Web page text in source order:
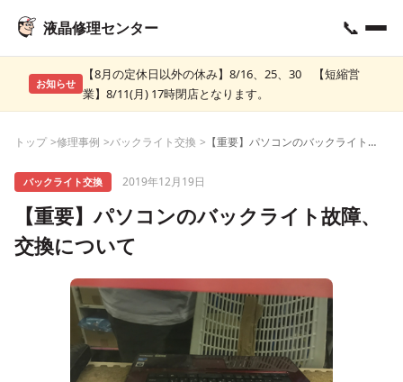
液晶修理センター 📞
お知らせ
【8月の定休日以外の休み】8/16、25、30 【短縮営
業】8/11(月) 17時閉店となります。
トップ 修理事例 バックライト交換 【重要】パソコンのバックライト故障、交換について
バックライト交換 2019年12月19日
【重要】パソコンのバックライト故障、
交換について